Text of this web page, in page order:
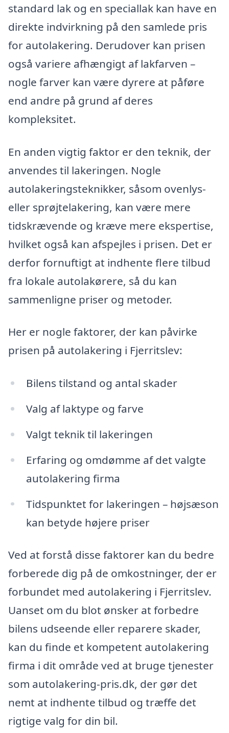
standard lak og en speciallak kan have en
direkte indvirkning på den samlede pris
for autolakering. Derudover kan prisen
også variere afhængigt af lakfarven –
nogle farver kan være dyrere at påføre
end andre på grund af deres
kompleksitet.
En anden vigtig faktor er den teknik, der
anvendes til lakeringen. Nogle
autolakeringsteknikker, såsom ovenlys-
eller sprøjtelakering, kan være mere
tidskrævende og kræve mere ekspertise,
hvilket også kan afspejles i prisen. Det er
derfor fornuftigt at indhente flere tilbud
fra lokale autolakørere, så du kan
sammenligne priser og metoder.
Her er nogle faktorer, der kan påvirke
prisen på autolakering i Fjerritslev:
Bilens tilstand og antal skader
Valg af laktype og farve
Valgt teknik til lakeringen
Erfaring og omdømme af det valgte
autolakering firma
Tidspunktet for lakeringen – højsæson
kan betyde højere priser
Ved at forstå disse faktorer kan du bedre
forberede dig på de omkostninger, der er
forbundet med autolakering i Fjerritslev.
Uanset om du blot ønsker at forbedre
bilens udseende eller reparere skader,
kan du finde et kompetent autolakering
firma i dit område ved at bruge tjenester
som autolakering-pris.dk, der gør det
nemt at indhente tilbud og træffe det
rigtige valg for din bil.